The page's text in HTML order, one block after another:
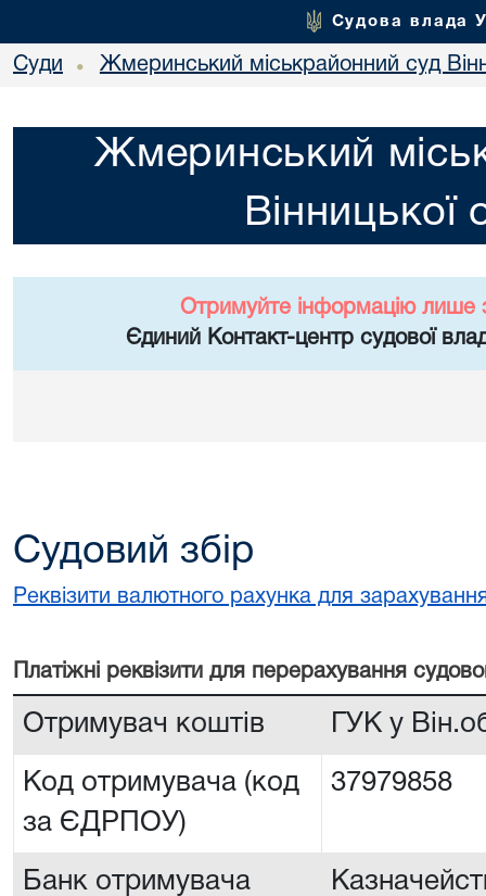
Судова влада
Суди • Жмеринський міськрайонний суд
Жмеринський
Вінницької
Отримуйте інформацію лише
Єдиний Контакт-центр судової
Судовий збір
Реквізити валютного рахунка для
Платiжнi реквiзити для перерахування
Отримувач коштів ГУК у
Код отримувача (код
за ЄДРПОУ)
37979858
Банк отримувача